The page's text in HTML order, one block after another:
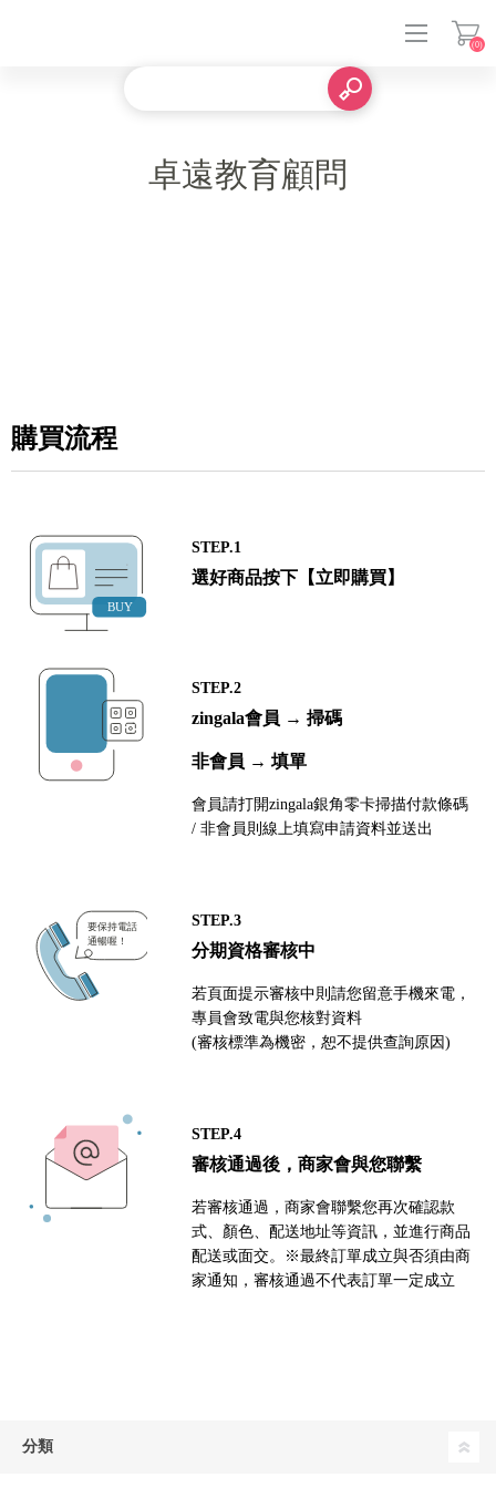
(0)
卓遠教育顧問
購買流程
STEP.1
選好商品按下【立即購買】
STEP.2
zingala會員 → 掃碼
非會員 → 填單
會員請打開zingala銀角零卡掃描付款條碼
/ 非會員則線上填寫申請資料並送出
STEP.3
分期資格審核中
若頁面提示審核中則請您留意手機來電，
專員會致電與您核對資料
(審核標準為機密，恕不提供查詢原因)
STEP.4
審核通過後，商家會與您聯繫
若審核通過，商家會聯繫您再次確認款
式、顏色、配送地址等資訊，並進行商品
配送或面交。※最終訂單成立與否須由商
家通知，審核通過不代表訂單一定成立
分類